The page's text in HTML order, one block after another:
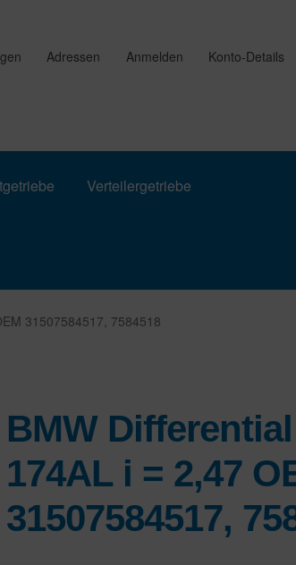
Adressen Anmelden Konto-Details
Verteilergetriebe
31507584517, 7584518
BMW
174AL i = 2,47
31507584517,